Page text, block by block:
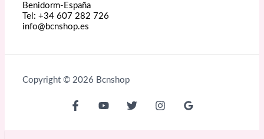
Benidorm-España
Tel: +34 607 282 726
info@bcnshop.es
Copyright © 2026 Bcnshop